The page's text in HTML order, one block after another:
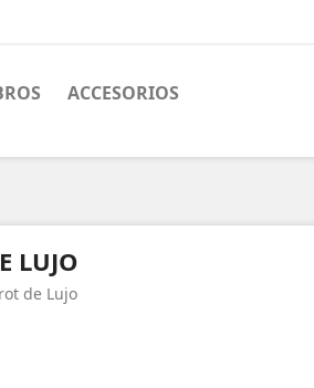
ACCESORIOS
LUJO
de Lujo